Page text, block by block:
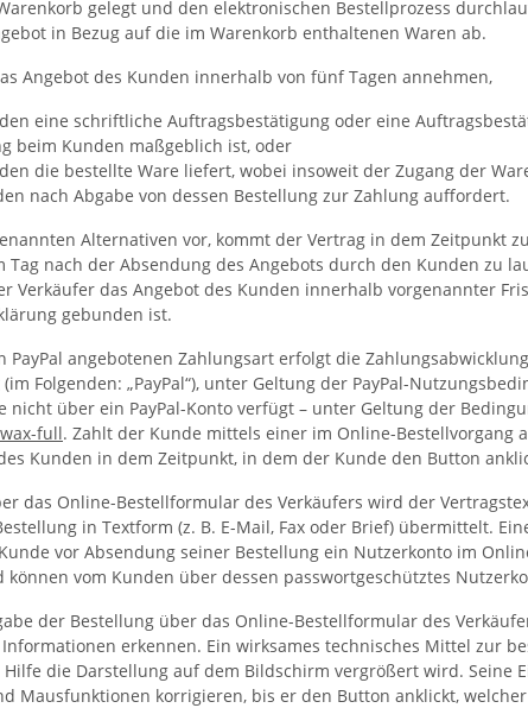
gelegt und den elektronischen Bestellprozess
in Bezug auf die im Warenkorb enthaltenen Waren ab.
Angebot des Kunden innerhalb von fünf Tagen annehmen,
eine schriftliche Auftragsbestätigung oder eine
beim Kunden maßgeblich ist, oder
die bestellte Ware liefert, wobei insoweit der Zugang der
nach Abgabe von dessen Bestellung zur Zahlung auffordert.
Alternativen vor, kommt der Vertrag in dem
Tag nach der Absendung des Angebots durch den Kunden zu
Verkäufer das Angebot des Kunden innerhalb vorgenannter
gebunden ist.
PayPal angebotenen Zahlungsart erfolgt die
(im Folgenden: „PayPal“), unter Geltung der PayPal-
nicht über ein PayPal-Konto verfügt – unter Geltung der
full. Zahlt der Kunde mittels einer im Online-Bestellvorgang
Kunden in dem Zeitpunkt, in dem der Kunde den Button
das Online-Bestellformular des Verkäufers wird der
in Textform (z. B. E-Mail, Fax oder Brief) übermittelt.
vor Absendung seiner Bestellung ein Nutzerkonto im
vom Kunden über dessen passwortgeschütztes
der Bestellung über das Online-Bestellformular des
erkennen. Ein wirksames technisches Mittel zur
die Darstellung auf dem Bildschirm vergrößert wird. Seine
Mausfunktionen korrigieren, bis er den Button anklickt,